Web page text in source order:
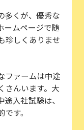
多くが、優秀な
ームページで随
珍しくありませ
ファームは中途
さんいます。大
入社試験は、
す。